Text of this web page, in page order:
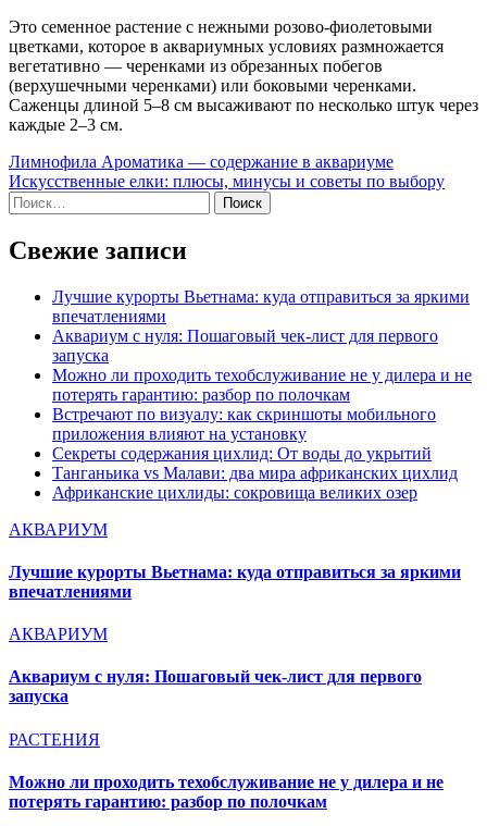
Это семенное растение с нежными розово-фиолетовыми
цветками, которое в аквариумных условиях размножается
вегетативно — черенками из обрезанных побегов
(верхушечными черенками) или боковыми черенками.
Саженцы длиной 5–8 см высаживают по несколько штук через
каждые 2–3 см.
Навигация
по
записям
Лимнофила Ароматика — содержание в аквариуме
Искусственные елки: плюсы, минусы и советы по выбору
Найти:
Свежие записи
Лучшие курорты Вьетнама: куда отправиться за яркими
впечатлениями
Аквариум с нуля: Пошаговый чек-лист для первого
запуска
Можно ли проходить техобслуживание не у дилера и не
потерять гарантию: разбор по полочкам
Встречают по визуалу: как скриншоты мобильного
приложения влияют на установку
Секреты содержания цихлид: От воды до укрытий
Танганьика vs Малави: два мира африканских цихлид
Африканские цихлиды: сокровища великих озер
АКВАРИУМ
Лучшие курорты Вьетнама: куда отправиться за яркими
впечатлениями
АКВАРИУМ
Аквариум с нуля: Пошаговый чек-лист для первого
запуска
РАСТЕНИЯ
Можно ли проходить техобслуживание не у дилера и не
потерять гарантию: разбор по полочкам